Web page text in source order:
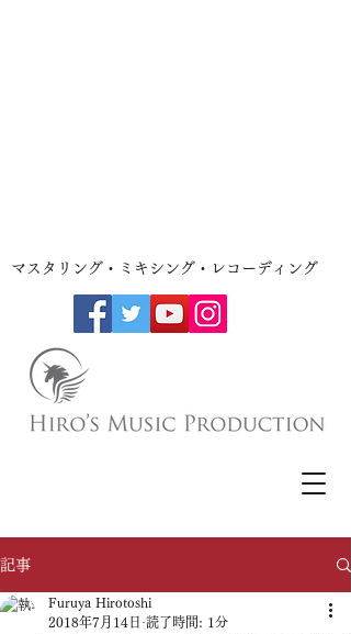
​マスタリング・ミキシング・レコーディング
記事
Furuya Hirotoshi
2018年7月14日 読了時間: 1分